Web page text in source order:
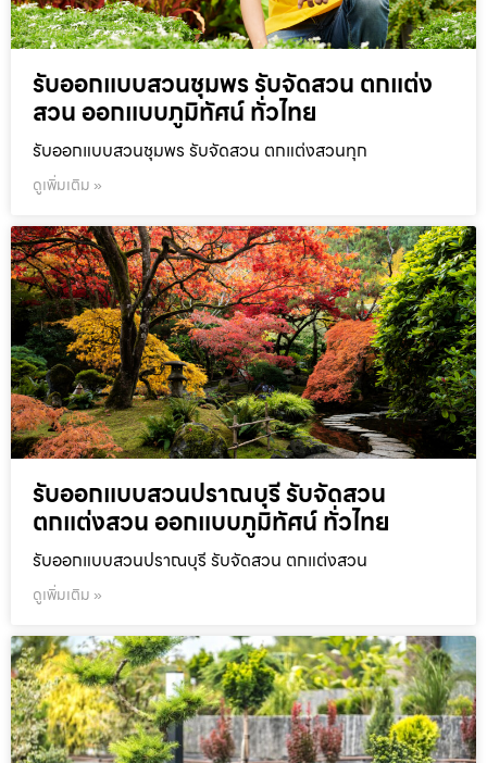
รับออกแบบสวนชุมพร รับจัดสวน ตกแต่ง
สวน ออกแบบภูมิทัศน์ ทั่วไทย
รับออกแบบสวนชุมพร รับจัดสวน ตกแต่งสวนทุก
ดูเพิ่มเติม »
รับออกแบบสวนปราณบุรี รับจัดสวน
ตกแต่งสวน ออกแบบภูมิทัศน์ ทั่วไทย
รับออกแบบสวนปราณบุรี รับจัดสวน ตกแต่งสวน
ดูเพิ่มเติม »